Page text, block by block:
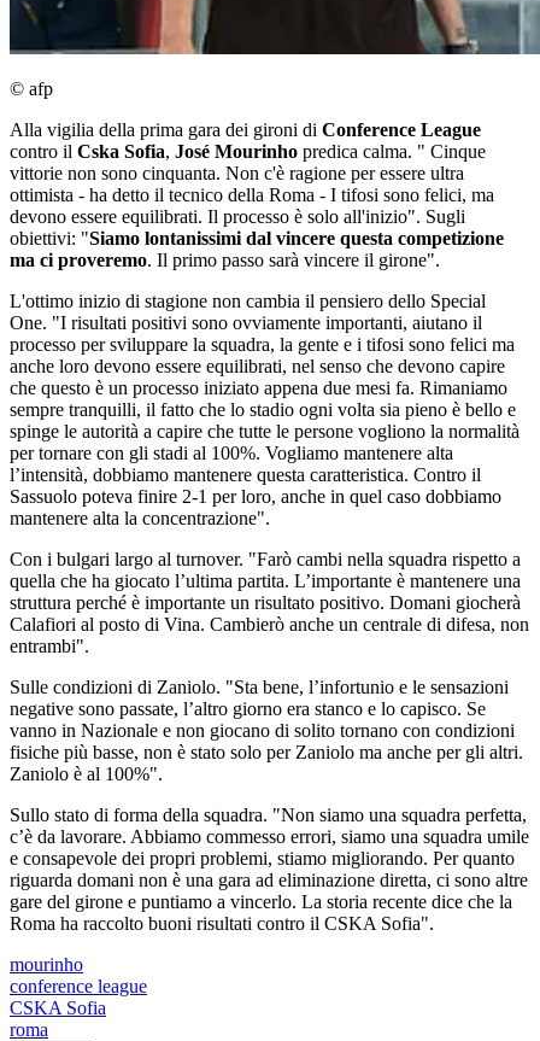
© afp
Alla vigilia della prima gara dei gironi di Conference League
contro il Cska Sofia, José Mourinho predica calma. " Cinque
vittorie non sono cinquanta. Non c'è ragione per essere ultra
ottimista - ha detto il tecnico della Roma - I tifosi sono felici, ma
devono essere equilibrati. Il processo è solo all'inizio". Sugli
obiettivi: "Siamo lontanissimi dal vincere questa competizione
ma ci proveremo. Il primo passo sarà vincere il girone".
L'ottimo inizio di stagione non cambia il pensiero dello Special
One. "I risultati positivi sono ovviamente importanti, aiutano il
processo per sviluppare la squadra, la gente e i tifosi sono felici ma
anche loro devono essere equilibrati, nel senso che devono capire
che questo è un processo iniziato appena due mesi fa. Rimaniamo
sempre tranquilli, il fatto che lo stadio ogni volta sia pieno è bello e
spinge le autorità a capire che tutte le persone vogliono la normalità
per tornare con gli stadi al 100%. Vogliamo mantenere alta
l’intensità, dobbiamo mantenere questa caratteristica. Contro il
Sassuolo poteva finire 2-1 per loro, anche in quel caso dobbiamo
mantenere alta la concentrazione".
Con i bulgari largo al turnover. "Farò cambi nella squadra rispetto a
quella che ha giocato l’ultima partita. L’importante è mantenere una
struttura perché è importante un risultato positivo. Domani giocherà
Calafiori al posto di Vina. Cambierò anche un centrale di difesa, non
entrambi".
Sulle condizioni di Zaniolo. "Sta bene, l’infortunio e le sensazioni
negative sono passate, l’altro giorno era stanco e lo capisco. Se
vanno in Nazionale e non giocano di solito tornano con condizioni
fisiche più basse, non è stato solo per Zaniolo ma anche per gli altri.
Zaniolo è al 100%".
Sullo stato di forma della squadra. "Non siamo una squadra perfetta,
c’è da lavorare. Abbiamo commesso errori, siamo una squadra umile
e consapevole dei propri problemi, stiamo migliorando. Per quanto
riguarda domani non è una gara ad eliminazione diretta, ci sono altre
gare del girone e puntiamo a vincerlo. La storia recente dice che la
Roma ha raccolto buoni risultati contro il CSKA Sofia".
mourinho
conference league
CSKA Sofia
roma